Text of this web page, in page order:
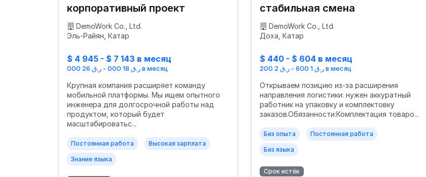
корпоративный проект
DemoWork Co., Ltd.
Эль-Райян, Катар
$ 4 945 - $ 7 143 в месяц
ر.ق 18 000 - ر.ق 26 000 в месяц
Крупная компания расширяет команду
мобильной платформы. Мы ищем опытного
инженера для долгосрочной работы над
продуктом, который будет
масштабироватьс...
Постоянная работа Высокая зарплата
Знание языка
стабильная смена
DemoWork Co., Ltd.
Доха, Катар
$ 440 - $ 604 в месяц
ر.ق 1 600 - ر.ق 2 200 в месяц
Открываем позицию из-за расширения
направления логистики: нужен аккуратный
работник на упаковку и комплектовку
заказов.Обязанности:Комплектация товаро...
Без опыта Постоянная работа
Без языка
Срок истёк